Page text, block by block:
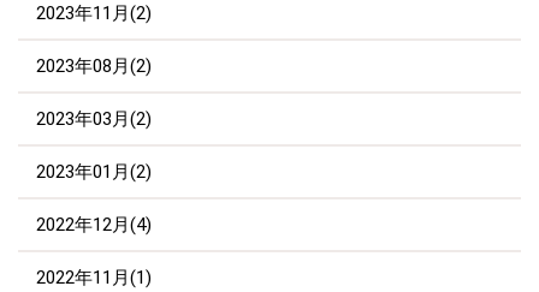
2023年11月(2)
2023年08月(2)
2023年03月(2)
2023年01月(2)
2022年12月(4)
2022年11月(1)